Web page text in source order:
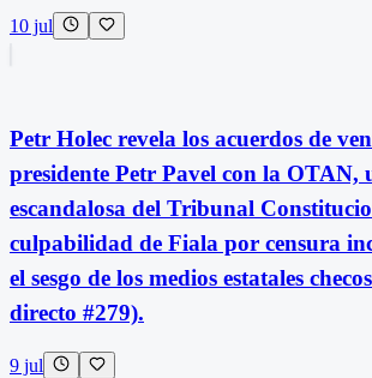
10 jul
Petr Holec revela los acuerdos de
presidente Petr Pavel con la OTAN,
escandalosa del Tribunal
culpabilidad de Fiala por censura
el sesgo de los medios estatales
directo #279).
9 jul